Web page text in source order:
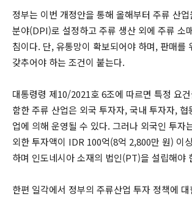
정부는 이번 개정안을 통해 올해부터 주류 산
분야(DPI)로 설정하고 주류 생산 외에 주류 소
침이다. 단, 유통망이 확보되어야 하며, 판매를
갖추어야 하는 조건이 붙는다.
대통령령 제10/2021호 6조에 따르면 특정 요
함한 주류 산업은 외국 투자자, 국내 투자자, 협
업에 의해 운영될 수 있다. 그러나 외국인 투자
외한 투자액이 IDR 100억(8억 2,800만 원) 이
하며 인도네시아 소재의 법인(PT)을 설립해야
한편 일각에서 정부의 주류산업 투자 정책에